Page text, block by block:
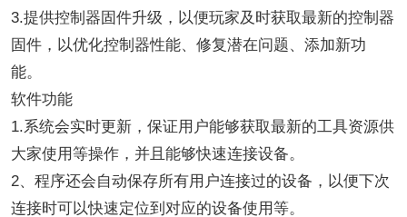
3.提供控制器固件升级，以便玩家及时获取最新的控制器
固件，以优化控制器性能、修复潜在问题、添加新功
能。
软件功能
1.系统会实时更新，保证用户能够获取最新的工具资源供
大家使用等操作，并且能够快速连接设备。
2、程序还会自动保存所有用户连接过的设备，以便下次
连接时可以快速定位到对应的设备使用等。